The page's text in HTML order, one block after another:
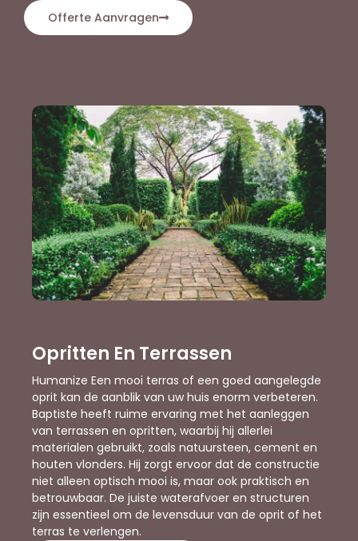
Offerte Aanvragen
Opritten En Terrassen
Humanize Een mooi terras of een goed aangelegde
oprit kan de aanblik van uw huis enorm verbeteren.
Baptiste heeft ruime ervaring met het aanleggen
van terrassen en opritten, waarbij hij allerlei
materialen gebruikt, zoals natuursteen, cement en
houten vlonders. Hij zorgt ervoor dat de constructie
niet alleen optisch mooi is, maar ook praktisch en
betrouwbaar. De juiste waterafvoer en structuren
zijn essentieel om de levensduur van de oprit of het
terras te verlengen.